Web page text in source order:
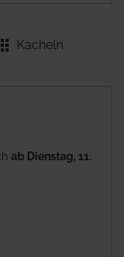
Kacheln
ab Dienstag, 11.